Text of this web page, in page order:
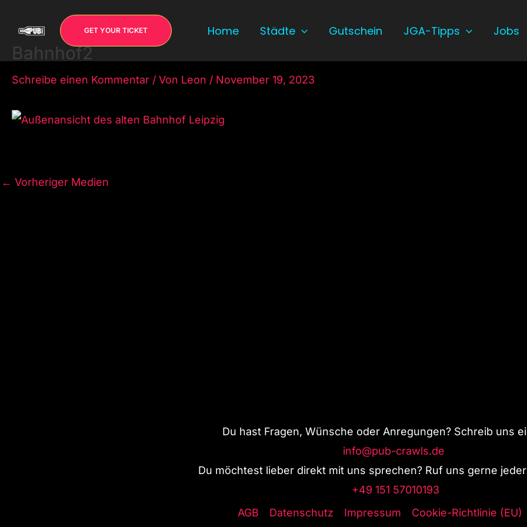
Inhalt
springen
GET YOUR TICKET Home Städte Gutschein JGA-Tipps Jobs
Bahnhof2
Schreibe einen Kommentar / Von Leon / November 19, 2023
← Vorheriger Medien
Du hast Fragen, Wünsche oder Anregungen? Schreib uns
info@pub-crawls.de
Du möchtest lieber direkt mit uns sprechen? Ruf uns gerne
+49 151 57010193
AGB
Datenschutz Impressum Cookie-Richtlinie (EU)